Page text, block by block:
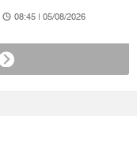
08:45 | 05/08/2026